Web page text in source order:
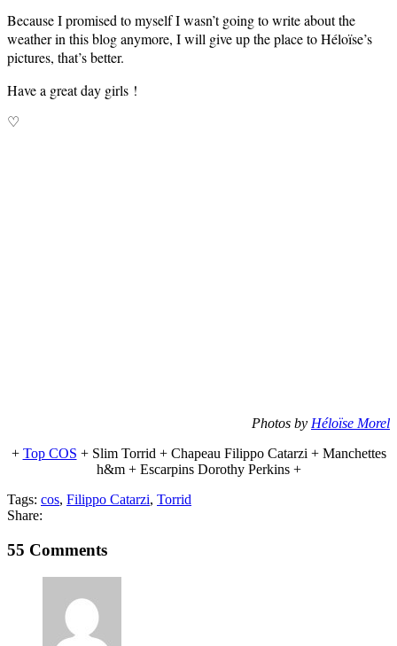
Because I promised to myself I wasn’t going to write about the
weather in this blog anymore, I will give up the place to Héloïse’s
pictures, that’s better.
Have a great day girls !
♡
Photos by Héloïse Morel
+ Top COS + Slim Torrid + Chapeau Filippo Catarzi + Manchettes
h&m + Escarpins Dorothy Perkins +
Tags: cos, Filippo Catarzi, Torrid
Share:
55 Comments